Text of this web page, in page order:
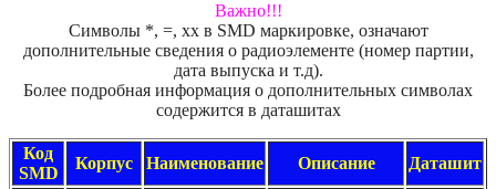
Важно!!!
Символы *, =, xx в SMD маркировке, означают
дополнительные сведения о радиоэлементе (номер партии,
дата выпуска и т.д).
Более подробная информация о дополнительных символах
содержится в даташитах
Код
SMD
Корпус Наименование Описание Даташит